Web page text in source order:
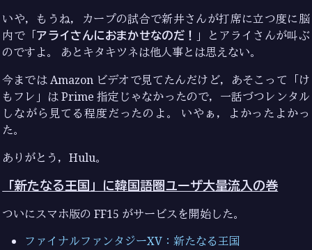
いや，もうね，カープの試合で新井さんが打席に立つ度に脳
内で「アライさんにおまかせなのだ！ 」とアライさんが叫ぶ
のですよ。 あとキタキツネは他人事とは思えない。
今までは Amazon ビデオで見てたんだけど，あそこって「け
もフレ」は Prime 指定じゃなかったので，一話づつレンタル
しながら見てる程度だったのよ。 いやぁ，よかったよかっ
た。
ありがとう，Hulu。
「新たなる王国」に韓国語圏ユーザ大量流入の巻
ついにスマホ版の FF15 がサービスを開始した。
ファイナルファンタジーXV：新たなる王国